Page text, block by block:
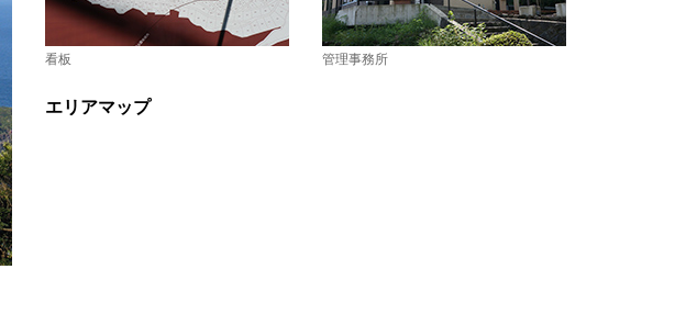
看板 管理事務所
エリアマップ